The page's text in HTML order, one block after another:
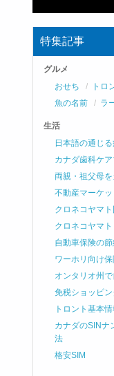
特集記事
グルメ
おせち
トロ
魚の名前
ラ
生活
日本語の通じ
カナダ歯科ケ
両親・祖父母
不動産マーケッ
クロネコヤマ
クロネコヤマ
自動車保険の
ワーホリ向け
オンタリオ州
免税ショッピ
トロント基本情
カナダのSINナ
法
格安SIM